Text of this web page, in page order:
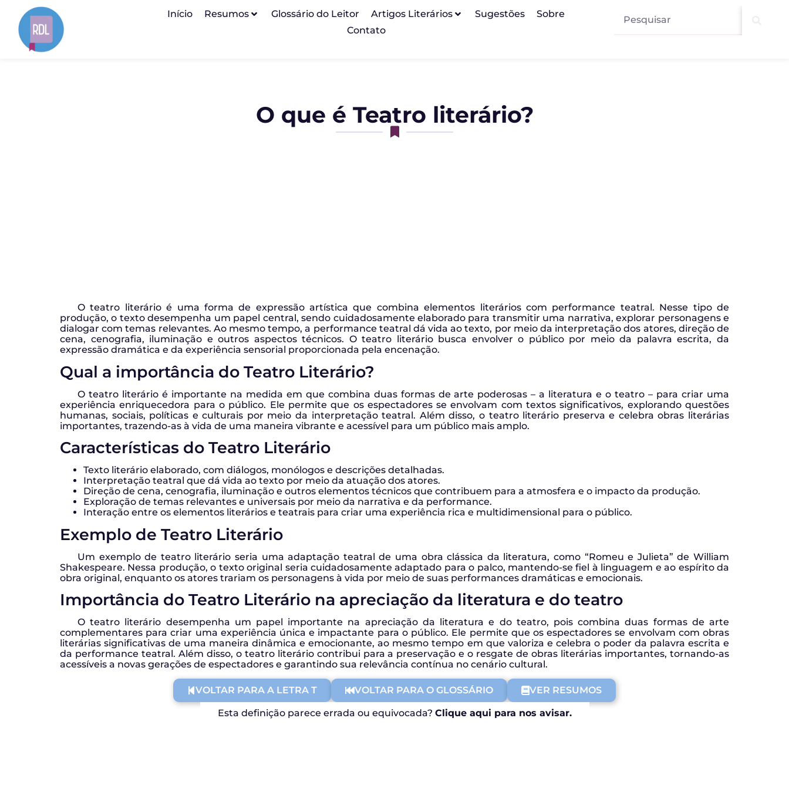
Início Resumos Glossário do Leitor Artigos Literários Sugestões
Sobre
Contato
O que é Teatro literário?
O teatro literário é uma forma de expressão artística que combina elementos literários com performance teatral. Nesse tipo de
produção, o texto desempenha um papel central, sendo cuidadosamente elaborado para transmitir uma narrativa, explorar personagens e
dialogar com temas relevantes. Ao mesmo tempo, a performance teatral dá vida ao texto, por meio da interpretação dos atores, direção de
cena, cenografia, iluminação e outros aspectos técnicos. O teatro literário busca envolver o público por meio da palavra escrita, da
expressão dramática e da experiência sensorial proporcionada pela encenação.
Qual a importância do Teatro Literário?
O teatro literário é importante na medida em que combina duas formas de arte poderosas – a literatura e o teatro – para criar uma
experiência enriquecedora para o público. Ele permite que os espectadores se envolvam com textos significativos, explorando questões
humanas, sociais, políticas e culturais por meio da interpretação teatral. Além disso, o teatro literário preserva e celebra obras literárias
importantes, trazendo-as à vida de uma maneira vibrante e acessível para um público mais amplo.
Características do Teatro Literário
Texto literário elaborado, com diálogos, monólogos e descrições detalhadas.
Interpretação teatral que dá vida ao texto por meio da atuação dos atores.
Direção de cena, cenografia, iluminação e outros elementos técnicos que contribuem para a atmosfera e o impacto da produção.
Exploração de temas relevantes e universais por meio da narrativa e da performance.
Interação entre os elementos literários e teatrais para criar uma experiência rica e multidimensional para o público.
Exemplo de Teatro Literário
Um exemplo de teatro literário seria uma adaptação teatral de uma obra clássica da literatura, como “Romeu e Julieta” de William
Shakespeare. Nessa produção, o texto original seria cuidadosamente adaptado para o palco, mantendo-se fiel à linguagem e ao espírito da
obra original, enquanto os atores trariam os personagens à vida por meio de suas performances dramáticas e emocionais.
Importância do Teatro Literário na apreciação da literatura e do teatro
O teatro literário desempenha um papel importante na apreciação da literatura e do teatro, pois combina duas formas de arte
complementares para criar uma experiência única e impactante para o público. Ele permite que os espectadores se envolvam com obras
literárias significativas de uma maneira dinâmica e emocionante, ao mesmo tempo em que valoriza e celebra o poder da palavra escrita e
da performance teatral. Além disso, o teatro literário contribui para a preservação e o resgate de obras literárias importantes, tornando-as
acessíveis a novas gerações de espectadores e garantindo sua relevância contínua no cenário cultural.
VOLTAR PARA A LETRA T VOLTAR PARA O GLOSSÁRIO VER RESUMOS
Esta definição parece errada ou equivocada? Clique aqui para nos avisar.